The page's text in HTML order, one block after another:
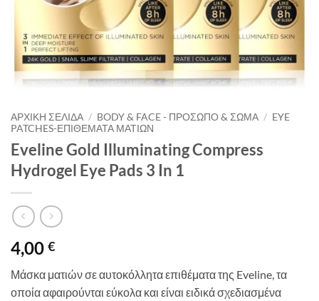
ΑΡΧΙΚΉ ΣΕΛΊΔΑ / BODY & FACE - ΠΡΌΣΩΠΟ & ΣΏΜΑ / EYE
PATCHES-ΕΠΙΘΈΜΑΤΑ ΜΑΤΙΏΝ
Eveline Gold Illuminating Compress
Hydrogel Eye Pads 3 In 1
4,00 €
Μάσκα ματιών σε αυτοκόλλητα επιθέματα της Eveline, τα
οποία αφαιρούνται εύκολα και είναι ειδικά σχεδιασμένα